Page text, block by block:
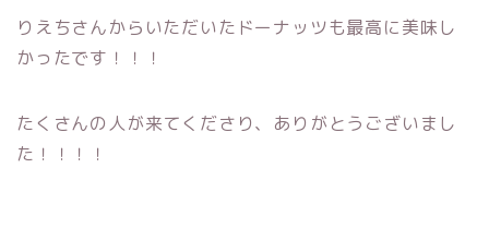
りえちさんからいただいたドーナッツも最高に美味し
かったです！！！
たくさんの人が来てくださり、ありがとうございまし
た！！！！